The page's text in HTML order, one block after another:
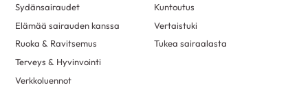
Sydänsairaudet
Elämää sairauden kanssa
Ruoka & Ravitsemus
Terveys & Hyvinvointi
Verkkoluennot
Kuntoutus
Vertaistuki
Tukea sairaalasta